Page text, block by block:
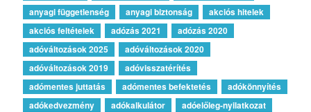
anyagi függetlenség
anyagi biztonság
akciós hitelek
akciós feltételek
adózás 2021
adózás 2020
adóváltozások 2025
adóváltozások 2020
adóváltozások 2019
adóvisszatérítés
adómentes juttatás
adómentes befektetés
adókönnyítés
adókedvezmény
adókalkulátor
adóelőleg-nyilatkozat